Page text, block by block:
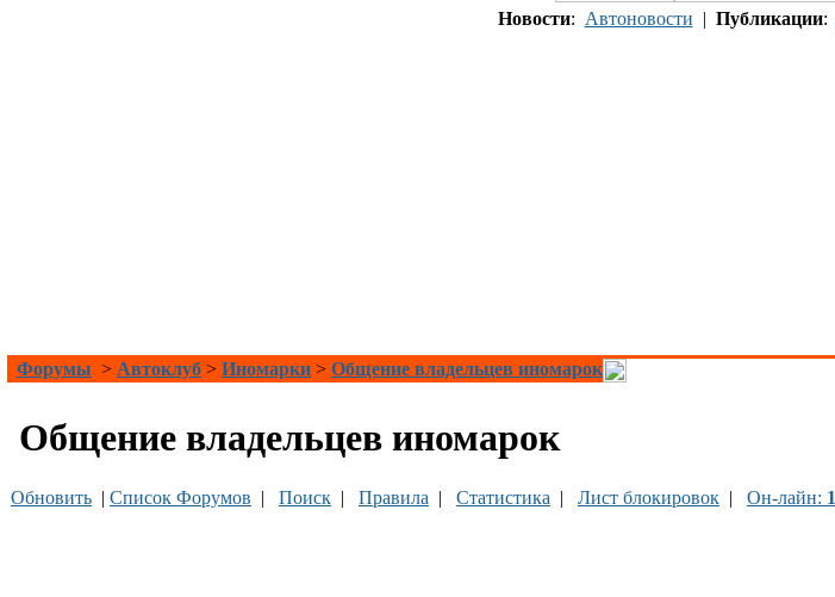
Новости: Автоновости | Публикации:
Форумы > Автоклуб > Иномарки > Общение владельцев иномарок
Общение владельцев иномарок
Обновить | Список Форумов | Поиск | Правила | Статистика | Лист блокировок | Он-лайн: 1